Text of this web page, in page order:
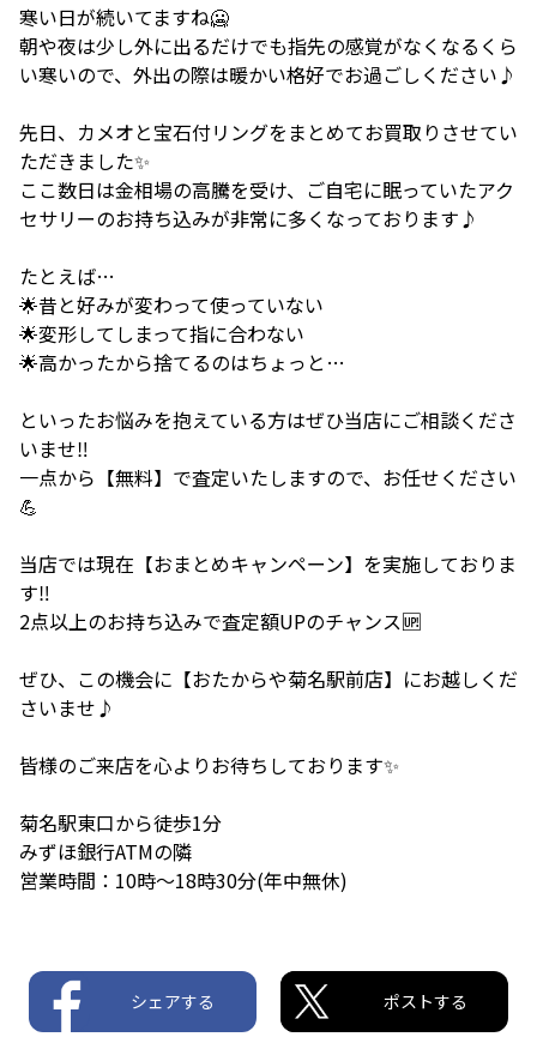
寒い日が続いてますね🥶
朝や夜は少し外に出るだけでも指先の感覚がなくなるくら
い寒いので、外出の際は暖かい格好でお過ごしください♪
先日、カメオと宝石付リングをまとめてお買取りさせてい
ただきました✨
ここ数日は金相場の高騰を受け、ご自宅に眠っていたアク
セサリーのお持ち込みが非常に多くなっております♪
たとえば…
🌟昔と好みが変わって使っていない
🌟変形してしまって指に合わない
🌟高かったから捨てるのはちょっと…
といったお悩みを抱えている方はぜひ当店にご相談くださ
いませ‼️
一点から【無料】で査定いたしますので、お任せください
💪
当店では現在【おまとめキャンペーン】を実施しておりま
す‼️
2点以上のお持ち込みで査定額UPのチャンス🆙
ぜひ、この機会に【おたからや菊名駅前店】にお越しくだ
さいませ♪
皆様のご来店を心よりお待ちしております✨
菊名駅東口から徒歩1分
みずほ銀行ATMの隣
営業時間：10時～18時30分(年中無休)
シェアする ポストする